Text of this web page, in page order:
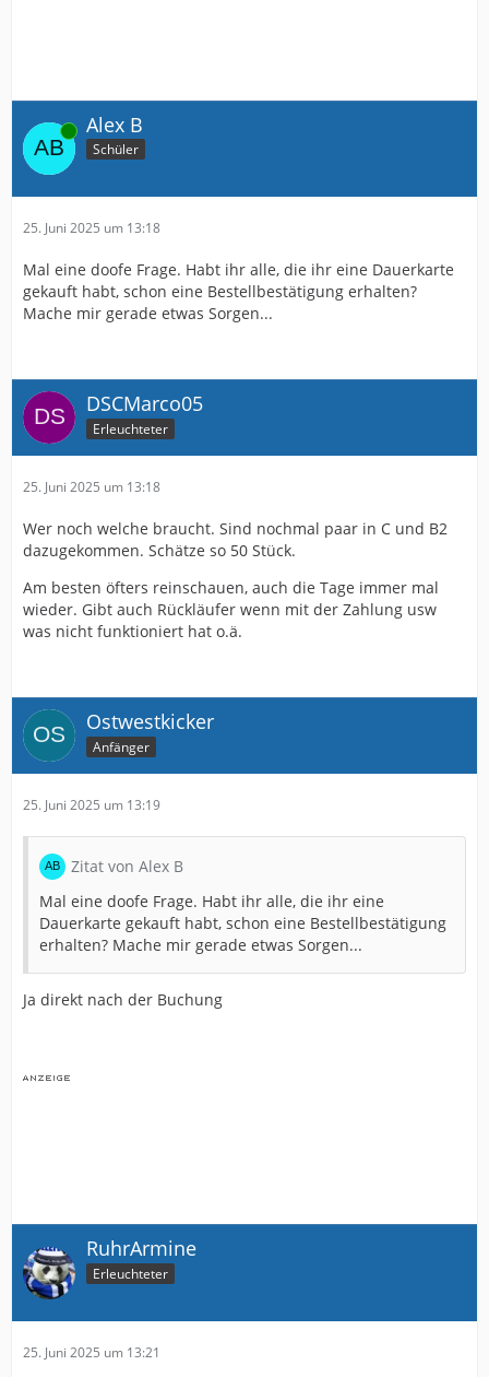
Online Alex B
Schüler
25. Juni 2025 um 13:18
Mal eine doofe Frage. Habt ihr alle, die ihr eine Dauerkarte
gekauft habt, schon eine Bestellbestätigung erhalten?
Mache mir gerade etwas Sorgen...
DSCMarco05
Erleuchteter
25. Juni 2025 um 13:18
Wer noch welche braucht. Sind nochmal paar in C und B2
dazugekommen. Schätze so 50 Stück.
Am besten öfters reinschauen, auch die Tage immer mal
wieder. Gibt auch Rückläufer wenn mit der Zahlung usw
was nicht funktioniert hat o.ä.
Ostwestkicker
Anfänger
25. Juni 2025 um 13:19
Zitat von Alex B
Mal eine doofe Frage. Habt ihr alle, die ihr eine
Dauerkarte gekauft habt, schon eine Bestellbestätigung
erhalten? Mache mir gerade etwas Sorgen...
Ja direkt nach der Buchung
RuhrArmine
Erleuchteter
25. Juni 2025 um 13:21